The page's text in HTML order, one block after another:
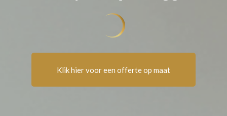
Klik hier voor een offerte op maat